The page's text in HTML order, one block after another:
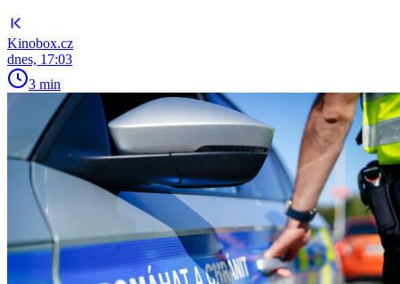
Kinobox.cz
dnes, 17:03
3 min